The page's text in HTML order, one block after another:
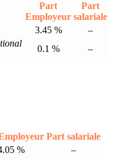
Part
Employeur
Part
salariale
3.45 %
–
0.1 % –
Part salariale
%
–